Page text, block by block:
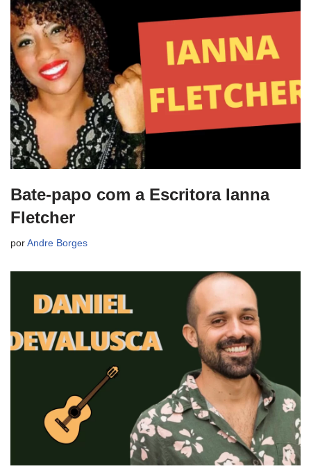
Bate-papo com a Escritora Ianna
Fletcher
por Andre Borges